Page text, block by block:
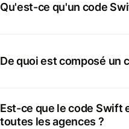
Qu'est-ce qu'un code
De quoi est composé un
Est-ce que le code Swift
toutes les agences ?